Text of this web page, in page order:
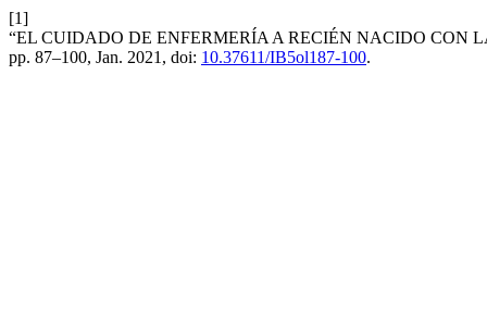
[1]
“EL CUIDADO DE ENFERMERÍA A RECIÉN NACIDO
pp. 87–100, Jan. 2021, doi: 10.37611/IB5ol187-100.